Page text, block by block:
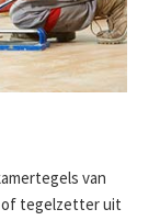
van
of tegelzetter uit